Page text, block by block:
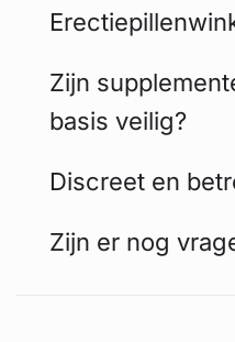
Zijn
basis veilig?
Discreet en
Zijn er nog